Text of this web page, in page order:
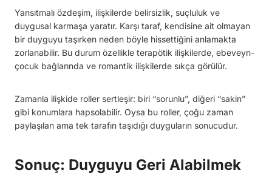
Yansıtmalı özdeşim, ilişkilerde belirsizlik, suçluluk ve
duygusal karmaşa yaratır. Karşı taraf, kendisine ait olmayan
bir duyguyu taşırken neden böyle hissettiğini anlamakta
zorlanabilir. Bu durum özellikle terapötik ilişkilerde, ebeveyn-
çocuk bağlarında ve romantik ilişkilerde sıkça görülür.
Zamanla ilişkide roller sertleşir: biri “sorunlu”, diğeri “sakin”
gibi konumlara hapsolabilir. Oysa bu roller, çoğu zaman
paylaşılan ama tek tarafın taşıdığı duyguların sonucudur.
Sonuç: Duyguyu Geri Alabilmek